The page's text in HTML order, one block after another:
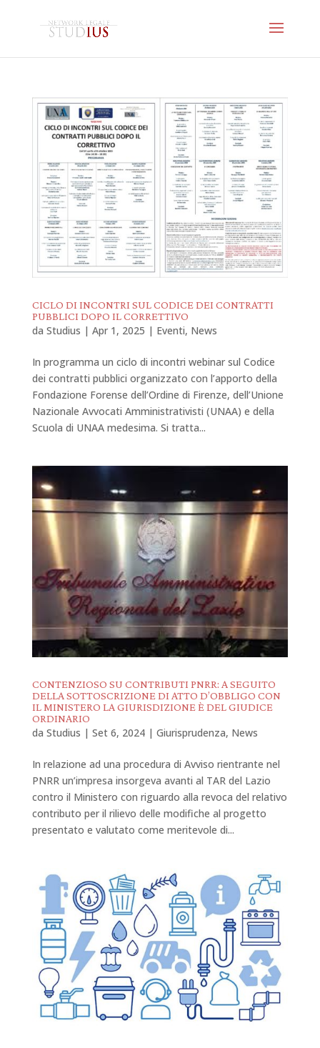
CICLO DI INCONTRI SUL CODICE DEI CONTRATTI
PUBBLICI DOPO IL CORRETTIVO
da Studius | Apr 1, 2025 | Eventi, News
In programma un ciclo di incontri webinar sul Codice
dei contratti pubblici organizzato con l’apporto della
Fondazione Forense dell’Ordine di Firenze, dell’Unione
Nazionale Avvocati Amministrativisti (UNAA) e della
Scuola di UNAA medesima. Si tratta...
CONTENZIOSO SU CONTRIBUTI PNRR: A SEGUITO
DELLA SOTTOSCRIZIONE DI ATTO D’OBBLIGO CON
IL MINISTERO LA GIURISDIZIONE È DEL GIUDICE
ORDINARIO
da Studius | Set 6, 2024| Giurisprudenza, News
In relazione ad una procedura di Avviso rientrante nel
PNRR un’impresa insorgeva avanti al TAR del Lazio
contro il Ministero con riguardo alla revoca del relativo
contributo per il rilievo delle modifiche al progetto
presentato e valutato come meritevole di...